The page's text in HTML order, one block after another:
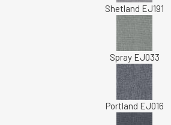
Shetland EJ191
Spray EJ033
Portland EJ016